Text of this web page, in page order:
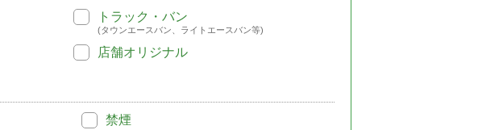
トラック・バン
(タウンエースバン、ライトエースバン等)
店舗オリジナル
禁煙